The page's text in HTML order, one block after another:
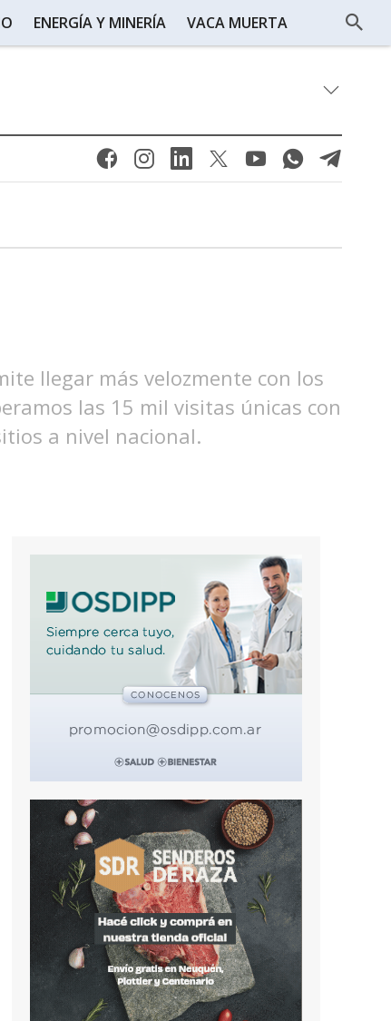
ENERGÍA Y MINERÍA VACA MUERTA
llegar más velozmente con los
las 15 mil visitas únicas con
a nivel nacional.